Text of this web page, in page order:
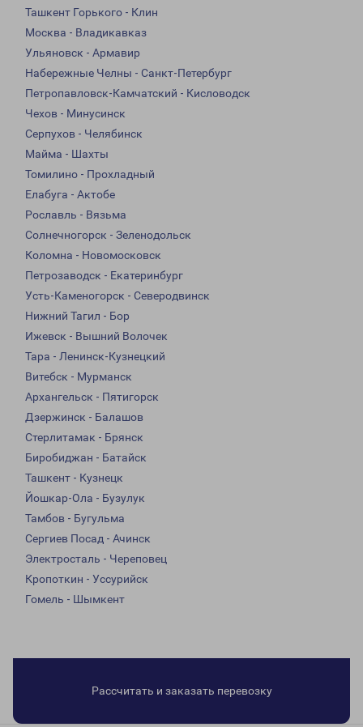
Ташкент Горького - Клин
Москва - Владикавказ
Ульяновск - Армавир
Набережные Челны - Санкт-Петербург
Петропавловск-Камчатский - Кисловодск
Чехов - Минусинск
Серпухов - Челябинск
Майма - Шахты
Томилино - Прохладный
Елабуга - Актобе
Рославль - Вязьма
Солнечногорск - Зеленодольск
Коломна - Новомосковск
Петрозаводск - Екатеринбург
Усть-Каменогорск - Северодвинск
Нижний Тагил - Бор
Ижевск - Вышний Волочек
Тара - Ленинск-Кузнецкий
Витебск - Мурманск
Архангельск - Пятигорск
Дзержинск - Балашов
Стерлитамак - Брянск
Биробиджан - Батайск
Ташкент - Кузнецк
Йошкар-Ола - Бузулук
Тамбов - Бугульма
Сергиев Посад - Ачинск
Электросталь - Череповец
Кропоткин - Уссурийск
Гомель - Шымкент
Рассчитать и заказать перевозку